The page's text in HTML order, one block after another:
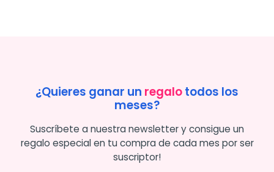
¿Quieres ganar un regalotodos los
meses?
Suscríbete a nuestra newsletter y consigue un
regalo especial en tu compra de cada mes por ser
suscriptor!